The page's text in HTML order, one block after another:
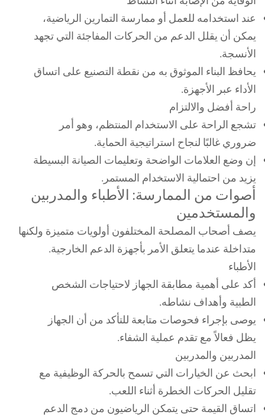
عند استخدامه للعمل أو ممارسة التمارين الرياضية،
يمكن أن يقلل الدعم من الحركات المفاجئة التي تجهد
الأنسجة.
يحافظ البناء الموثوق به من نقطة التصنيع على اتساق
الأداء عبر الأجهزة.
راحة أفضل والالتزام
تشجع الراحة على الاستخدام المنتظم، وهو أمر
ضروري غالبًا لنجاح استراتيجية الحماية.
إن وضع العلامات الواضحة وتعليمات الصيانة البسيطة
يزيد من احتمالية الاستخدام المستمر.
أصوات من الممارسة: الأطباء والمدربين
والمستخدمين
يصف أصحاب المصلحة المختلفون أولويات متميزة ولكنها
متداخلة عندما يتعلق الأمر بأجهزة الدعم الخارجية.
الأطباء
أكد على أهمية مطابقة الجهاز لاحتياجات الشخص
الطبية وأهداف نشاطه.
يوصى بإجراء فحوصات متابعة للتأكد من أن الجهاز
يظل فعالاً مع تقدم عملية الشفاء.
المدربين والمدربين
ابحث عن الخيارات التي تسمح بالحركة الوظيفية مع
تقليل الحركات الخطرة أثناء اللعب.
اتساق القيمة حتى يتمكن الرياضيون من دمج الدعم